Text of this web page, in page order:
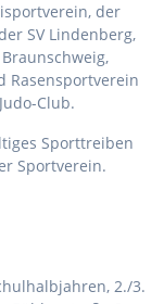
der
SV Lindenberg,
Rasensportverein
Club.
Sporttreiben
Sportverein.
2./3.